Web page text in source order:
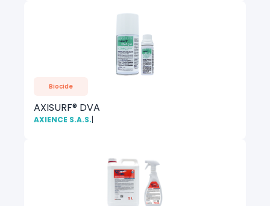
Biocide
AXISURF® DVA
AXIENCE S.A.S.|